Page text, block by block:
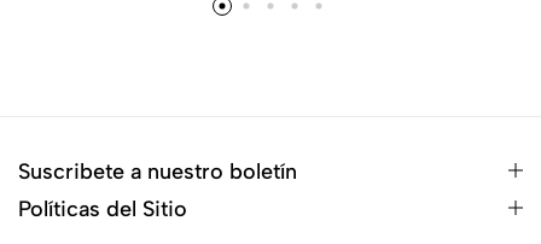
Suscribete a nuestro boletín
Políticas del Sitio